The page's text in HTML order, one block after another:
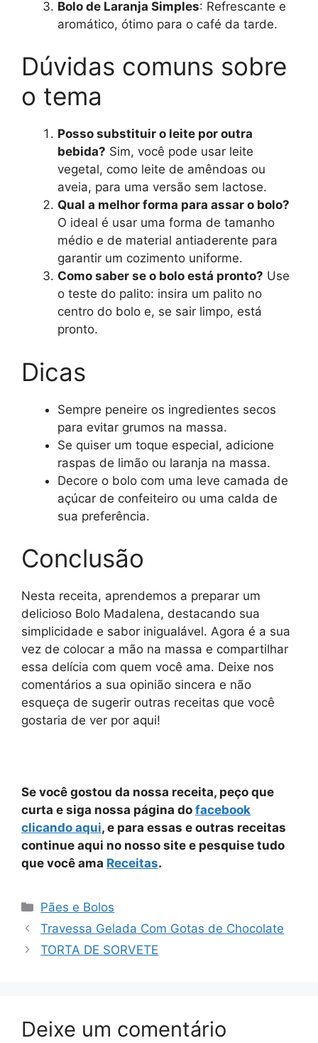
Bolo de Laranja Simples: Refrescante e
aromático, ótimo para o café da tarde.
Dúvidas comuns sobre
o tema
Posso substituir o leite por outra
bebida? Sim, você pode usar leite
vegetal, como leite de amêndoas ou
aveia, para uma versão sem lactose.
Qual a melhor forma para assar o bolo?
O ideal é usar uma forma de tamanho
médio e de material antiaderente para
garantir um cozimento uniforme.
Como saber se o bolo está pronto? Use
o teste do palito: insira um palito no
centro do bolo e, se sair limpo, está
pronto.
Dicas
Sempre peneire os ingredientes secos
para evitar grumos na massa.
Se quiser um toque especial, adicione
raspas de limão ou laranja na massa.
Decore o bolo com uma leve camada de
açúcar de confeiteiro ou uma calda de
sua preferência.
Conclusão
Nesta receita, aprendemos a preparar um
delicioso Bolo Madalena, destacando sua
simplicidade e sabor inigualável. Agora é a sua
vez de colocar a mão na massa e compartilhar
essa delícia com quem você ama. Deixe nos
comentários a sua opinião sincera e não
esqueça de sugerir outras receitas que você
gostaria de ver por aqui!
Se você gostou da nossa receita, peço que
curta e siga nossa página do facebook
clicando aqui, e para essas e outras receitas
continue aqui no nosso site e pesquise tudo
que você ama Receitas.
Categorias
Pães e Bolos
Travessa Gelada Com Gotas de Chocolate
TORTA DE SORVETE
Deixe um comentário